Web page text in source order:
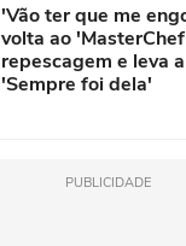
'Vão ter que me
volta ao
repescagem e leva
'Sempre foi dela'
PUBLICIDADE